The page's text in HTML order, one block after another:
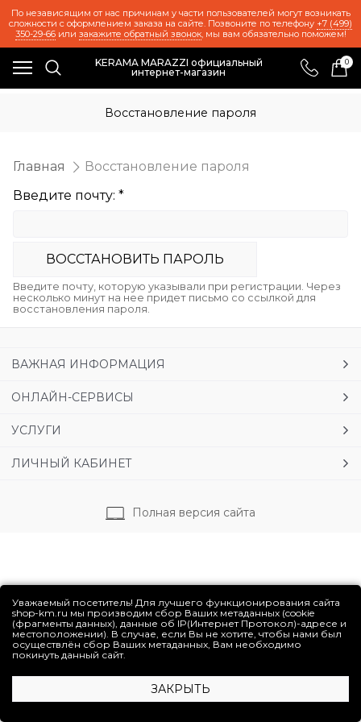
По независящим от нас причинам у части пользователей могут возникать
сложности с оформлением заказа на сайте. Позвоните по телефону +7 (499)
350-29-66или закажите обратный звонок, мы вам обязательно поможем!
KERAMA MARAZZI официальный
интернет-магазин
0
Восстановление пароля
Главная
Восстановление пароля
Введите почту: *
ВОСCТАНОВИТЬ ПАРОЛЬ
Введите почту, которую указывали при регистрации. Через
несколько минут на нее придет письмо со ссылкой для
восстановления пароля.
ВАЖНАЯ ИНФОРМАЦИЯ
ОНЛАЙН-СЕРВИСЫ
УСЛУГИ
ЛИЧНЫЙ КАБИНЕТ
Полная версия сайта
Уважаемый посетитель! Для лучшего функционирования сайта
shop-km.ru мы производим сбор Ваших метаданных (cookie
(фрагменты данных), данные об IP(Интернет Протокол)-адресе и
местоположении). В случае, если Вы не хотите, чтобы нами был
осуществлён сбор Ваших метаданных, Вам необходимо
покинуть данный сайт.
ЗАКРЫТЬ